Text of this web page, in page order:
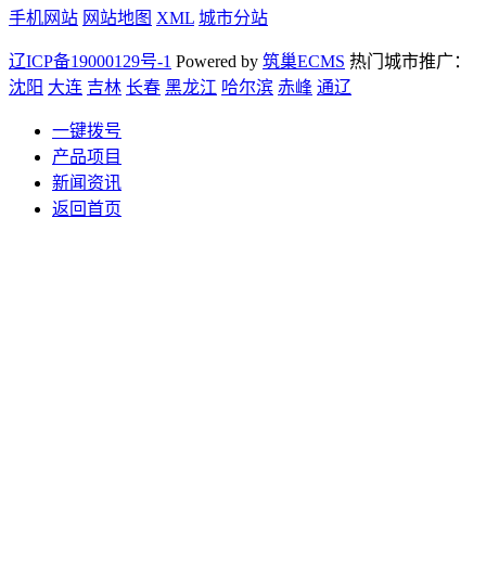
手机网站 网站地图 XML 城市分站
辽ICP备19000129号-1 Powered by 筑巢ECMS 热门城市推广：
沈阳 大连 吉林 长春 黑龙江 哈尔滨 赤峰 通辽
一键拨号
产品项目
新闻资讯
返回首页